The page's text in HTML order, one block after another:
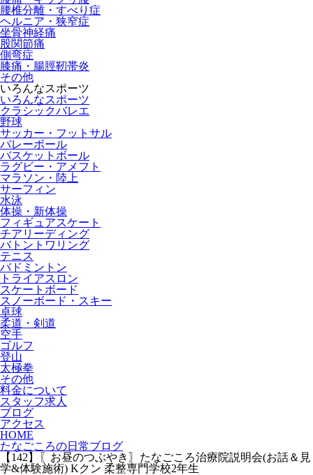
腰椎分離・すべり症
ヘルニア・狭窄症
坐骨神経痛
股関節痛
側弯症
膝痛・腸脛靭帯炎
その他
いろんなスポーツ
いろんなスポーツ
クラシックバレエ
野球
サッカー・フットサル
バレーボール
バスケットボール
ラグビー・アメフト
マラソン・陸上
サーフィン
水泳
体操・新体操
フィギュアスケート
チアリーディング
バトントワリング
テニス
バドミントン
トライアスロン
スケートボード
スノーボード・スキー
卓球
柔道・剣道
空手
ゴルフ
登山
太極拳
その他
料金について
スタッフ求人
ブログ
アクセス
HOME
たなごころの日常ブログ
【142】〖お昼のつぶやき〗たなごころ治療院説明会(お話＆見
学&体験施術) Kクン 柔整専門学校2年生